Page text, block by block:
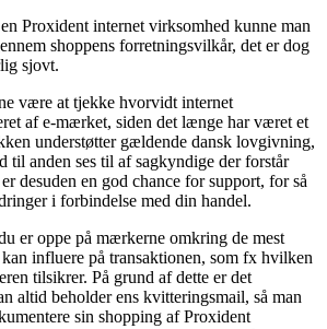
Proxident internet virksomhed kunne man
shoppens forretningsvilkår, det er dog
sjovt.
være at tjekke hvorvidt internet
af e-mærket, siden det længe har været et
understøtter gældende dansk lovgivning,
til anden ses til af sagkyndige der forstår
desuden en god chance for support, for så
i forbindelse med din handel.
er oppe på mærkerne omkring de mest
influere på transaktionen, som fx hvilken
tilsikrer. På grund af dette er det
altid beholder ens kvitteringsmail, så man
sin shopping af Proxident